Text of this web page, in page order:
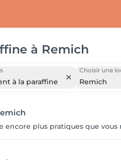
à Remich
à la paraffine
Choisir une
Remich
plus pratiques que vous